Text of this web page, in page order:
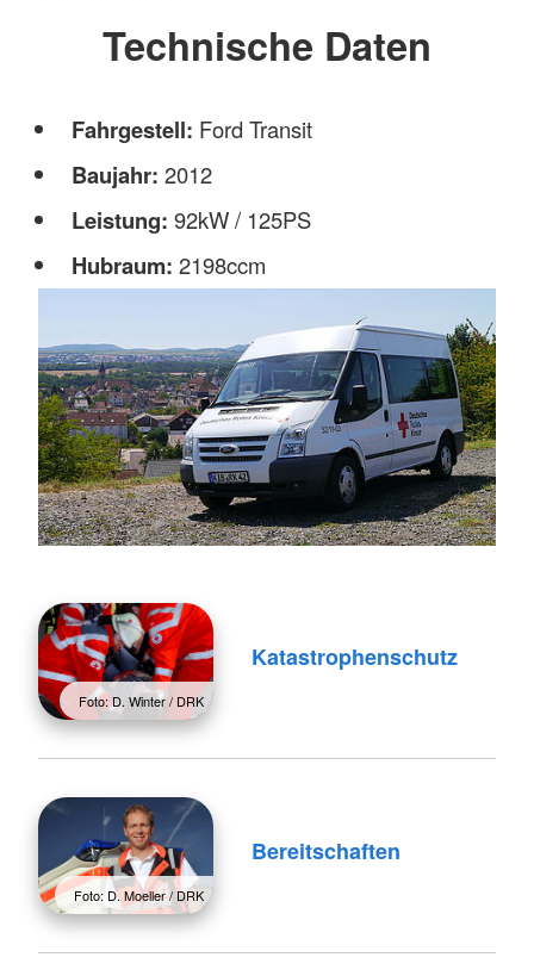
Technische Daten
Fahrgestell: Ford Transit
Baujahr: 2012
Leistung: 92kW / 125PS
Hubraum: 2198ccm
Foto: D. Winter / DRK
Katastrophenschutz
Foto: D. Moeller / DRK
Bereitschaften